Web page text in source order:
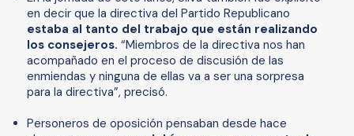
en decir que la directiva del Partido Republicano
estaba al tanto del trabajo que están realizando
los consejeros. “Miembros de la directiva nos han
acompañado en el proceso de discusión de las
enmiendas y ninguna de ellas va a ser una sorpresa
para la directiva”, precisó.
Personeros de oposición pensaban desde hace